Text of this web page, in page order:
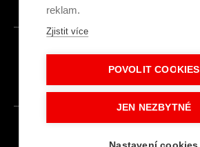
© 2026
reklam.
Zjistit více
POVOLIT COOKIES
JEN NEZBYTNÉ